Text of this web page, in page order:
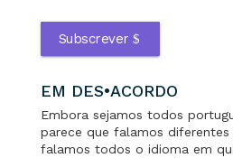
Subscrever
EM DES•ACORDO
Embora sejamos todos
parece que falamos diferentes
falamos todos o idioma em